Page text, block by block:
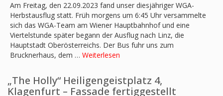
Am Freitag, den 22.09.2023 fand unser diesjähriger WGA-
Herbstausflug statt. Früh morgens um 6:45 Uhr versammelte
sich das WGA-Team am Wiener Hauptbahnhof und eine
Viertelstunde später begann der Ausflug nach Linz, die
Hauptstadt Oberösterreichs. Der Bus fuhr uns zum
Brucknerhaus, dem … Weiterlesen
„The Holly“ Heiligengeistplatz 4,
Klagenfurt – Fassade fertiggestellt